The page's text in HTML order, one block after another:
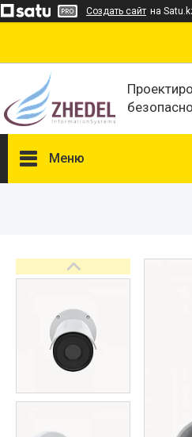
Создать сайт на
Меню
Сертификаты